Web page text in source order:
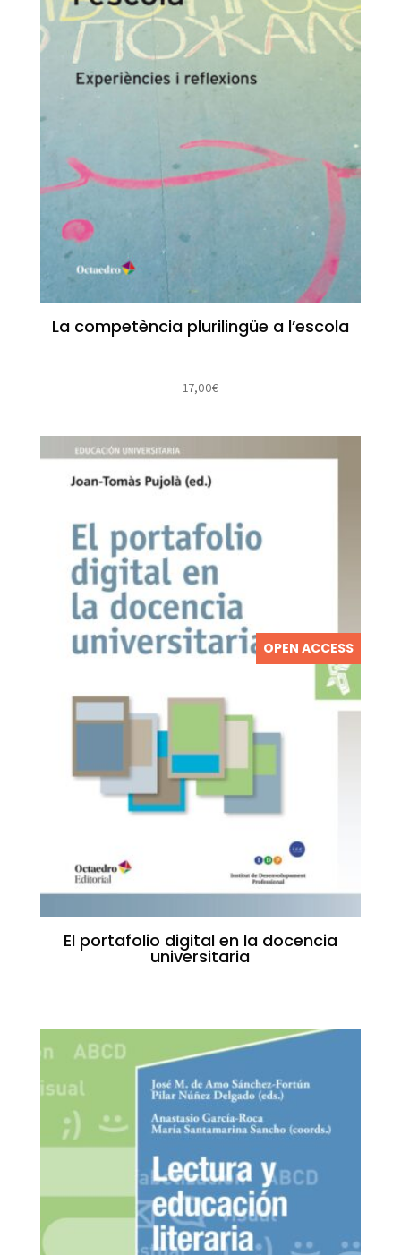
La competència plurilingüe a l’escola
17,00€
OPEN ACCESS
El portafolio digital en la docencia
universitaria